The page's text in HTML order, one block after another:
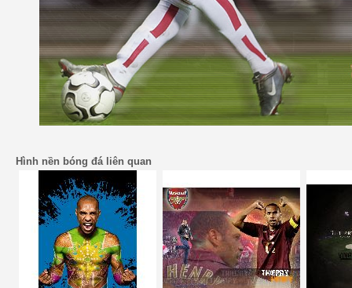
Hình nền bóng đá liên quan